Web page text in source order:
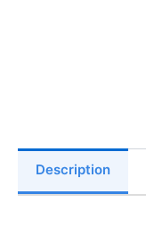
Description